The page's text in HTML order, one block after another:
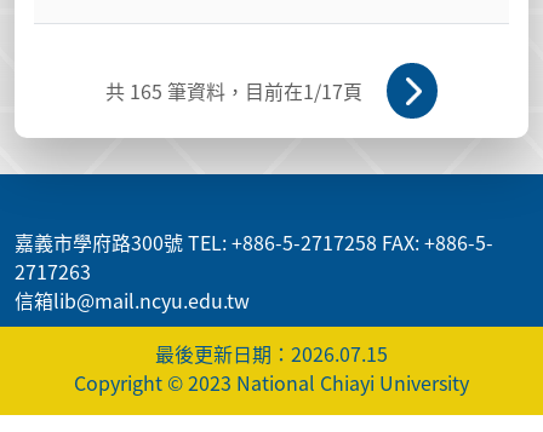
共 165 筆資料，目前在1/17頁
嘉義市學府路300號 TEL: +886-5-2717258 FAX: +886-5-
2717263
信箱lib@mail.ncyu.edu.tw
最後更新日期：2026.07.15
Copyright © 2023 National Chiayi University